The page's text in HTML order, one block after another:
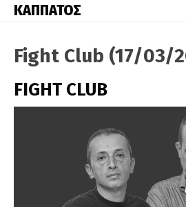
ΚΑΠΠΑΤΟΣ
Fight Club (17/03/
FIGHT CLUB